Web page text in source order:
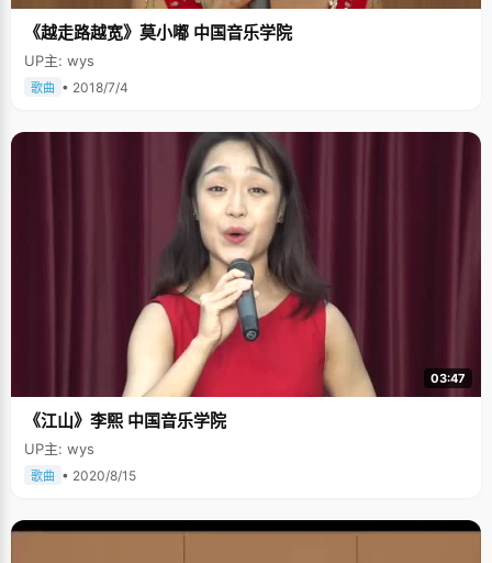
《越走路越宽》莫小嘟 中国音乐学院
UP主: wys
歌曲 • 2018/7/4
03:47
《江山》李熙 中国音乐学院
UP主: wys
歌曲 • 2020/8/15